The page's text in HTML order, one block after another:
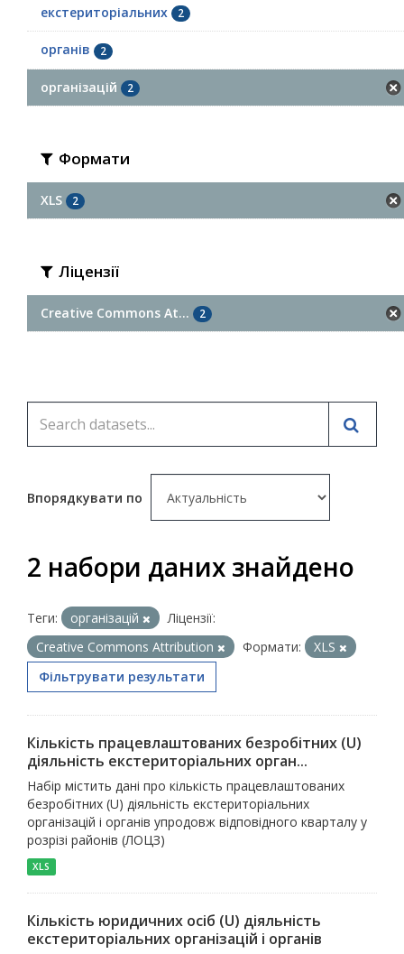
екстериторіальних 2
органів 2
організацій 2
Формати
XLS 2
Ліцензії
Creative Commons At... 2
Впорядкувати по
2 набори даних знайдено
Теги: організацій
Ліцензії:
Creative Commons Attribution
Формати:
XLS
Фільтрувати результати
Кількість працевлаштованих безробітних (U)
діяльність екстериторіальних орган...
Набір містить дані про кількість працевлаштованих
безробітних (U) діяльність екстериторіальних
організацій і органів упродовж відповідного кварталу у
розрізі районів (ЛОЦЗ)
XLS
Кількість юридичних осіб (U) діяльність
екстериторіальних організацій і органів